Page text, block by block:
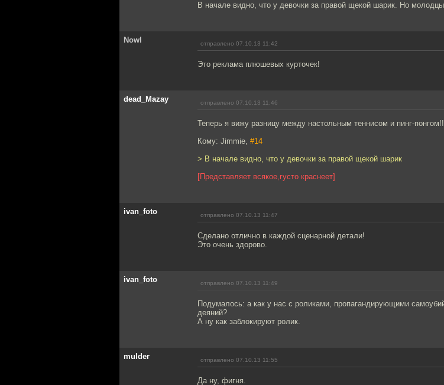
В начале видно, что у девочки за правой щекой шарик. Но
Nowl отправлено 07.10.13 11:42
Это реклама плюшевых курточек!
dead_Mazay отправлено 07.10.13 11:46
Теперь я вижу разницу между настольным теннисом и пинг-
Кому: Jimmie, #14
> В начале видно, что у девочки за правой щекой шарик
[Представляет всякое,густо краснеет]
ivan_foto отправлено 07.10.13 11:47
Сделано отлично в каждой сценарной детали!
Это очень здорово.
ivan_foto отправлено 07.10.13 11:49
Подумалось: а как у нас с роликами, пропагандирующими
деяний?
А ну как заблокируют ролик.
mulder отправлено 07.10.13 11:55
Да ну, фигня.